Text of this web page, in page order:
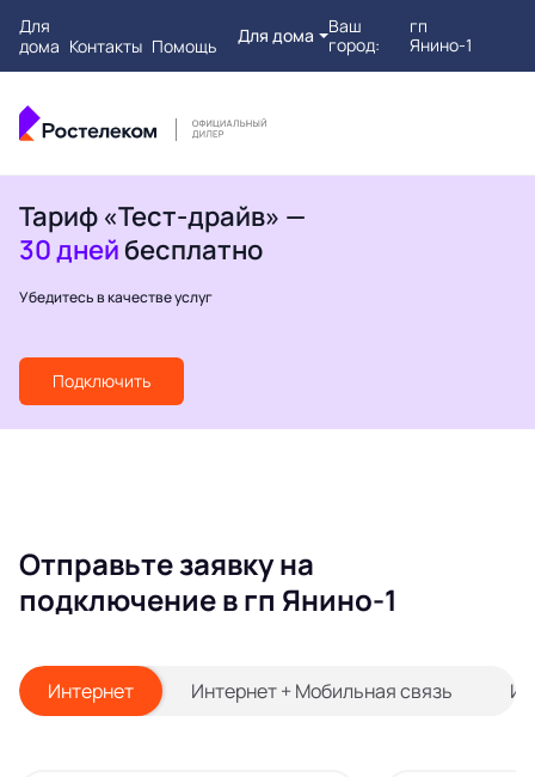
Для
дома Контакты Помощь Для дома
Ваш
город:
гп
Янино-1
Тариф «Тест-драйв» —
30 дней бесплатно
Убедитесь в качестве услуг
Подключить
Отправьте заявку на
подключение в гп Янино-1
Интернет Интернет + Мобильная связь